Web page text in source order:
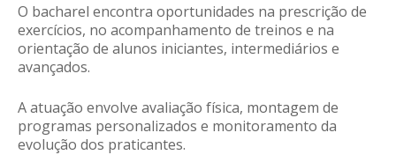
O bacharel encontra oportunidades na prescrição de
exercícios, no acompanhamento de treinos e na
orientação de alunos iniciantes, intermediários e
avançados.
A atuação envolve avaliação física, montagem de
programas personalizados e monitoramento da
evolução dos praticantes.